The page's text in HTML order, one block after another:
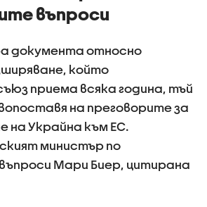
въпроси
документа относно
който
приема всяка година, тъй
на преговорите за
на Украйна към ЕС.
министър по
Мари Биер, цитирана